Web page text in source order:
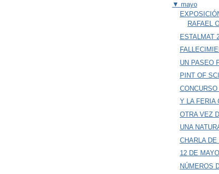
▼ mayo
RAFAEL
ESTALMAT
UN PASEO
PINT OF
Y LA FERIA
OTRA VEZ
UNA
CHARLA
12 DE
NÚMEROS